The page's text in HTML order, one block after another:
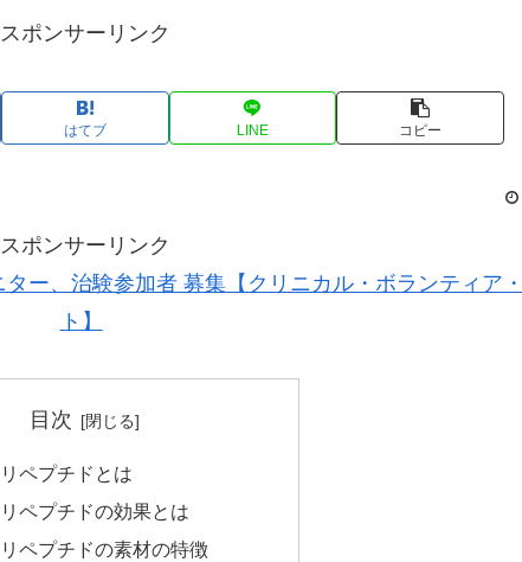
スポンサーリンク
はてブ LINE コピー
スポンサーリンク
ー、治験参加者 募集【クリニカル・ボランティア
ト】
目次
ペプチドとは
ペプチドの効果とは
ペプチドの素材の特徴